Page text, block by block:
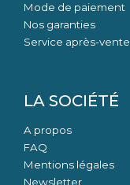
Mode de paiement
Nos garanties
Service après-vente
LA SOCIÉTÉ
A propos
FAQ
Mentions légales
Newsletter